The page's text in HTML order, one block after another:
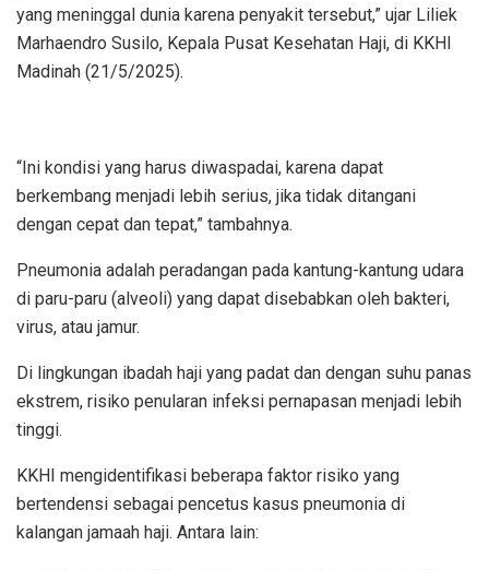
yang meninggal dunia karena penyakit tersebut,” ujar Liliek
Marhaendro Susilo, Kepala Pusat Kesehatan Haji, di KKHI
Madinah (21/5/2025).
“Ini kondisi yang harus diwaspadai, karena dapat
berkembang menjadi lebih serius, jika tidak ditangani
dengan cepat dan tepat,” tambahnya.
Pneumonia adalah peradangan pada kantung-kantung udara
di paru-paru (alveoli) yang dapat disebabkan oleh bakteri,
virus, atau jamur.
Di lingkungan ibadah haji yang padat dan dengan suhu panas
ekstrem, risiko penularan infeksi pernapasan menjadi lebih
tinggi.
KKHI mengidentifikasi beberapa faktor risiko yang
bertendensi sebagai pencetus kasus pneumonia di
kalangan jamaah haji. Antara lain: